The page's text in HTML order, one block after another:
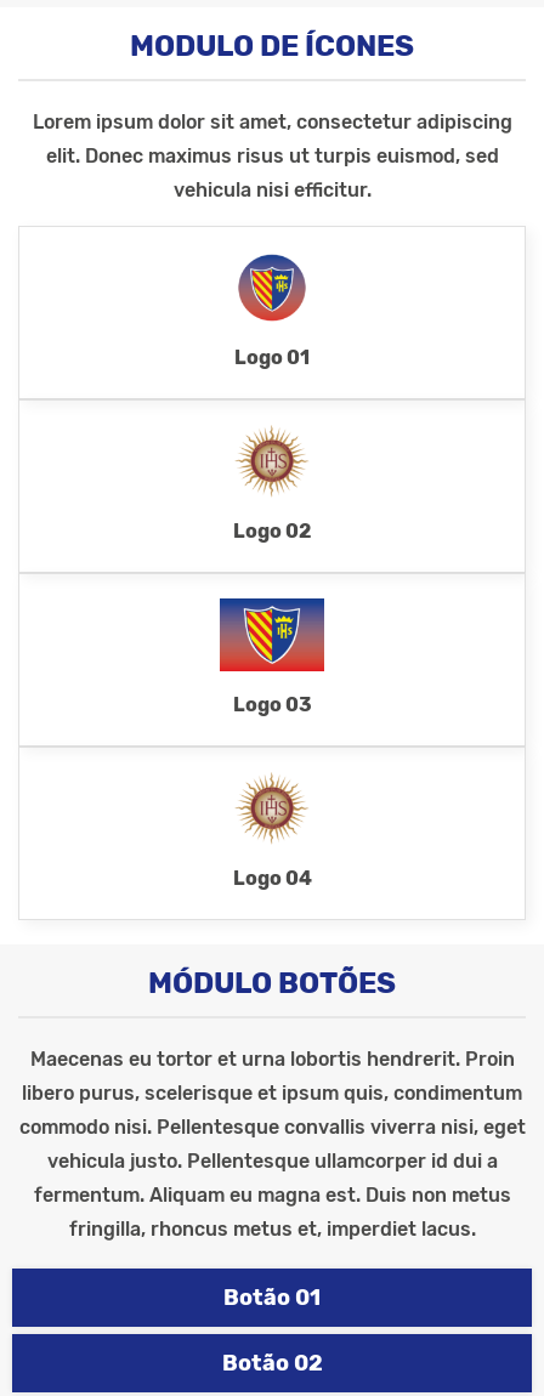
MODULO DE ÍCONES
Lorem ipsum dolor sit amet, consectetur adipiscing
elit. Donec maximus risus ut turpis euismod, sed
vehicula nisi efficitur.
Logo 01
Logo 02
Logo 03
Logo 04
MÓDULO BOTÕES
Maecenas eu tortor et urna lobortis hendrerit. Proin
libero purus, scelerisque et ipsum quis, condimentum
commodo nisi. Pellentesque convallis viverra nisi, eget
vehicula justo. Pellentesque ullamcorper id dui a
fermentum. Aliquam eu magna est. Duis non metus
fringilla, rhoncus metus et, imperdiet lacus.
Botão 01
Botão 02